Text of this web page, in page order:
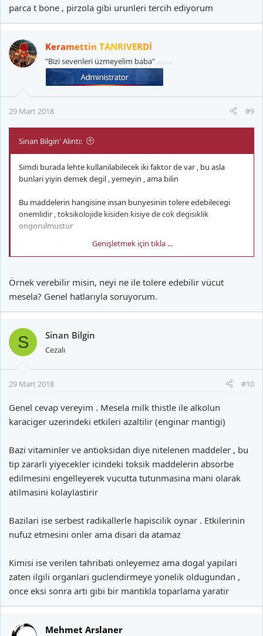
parca t bone , pirzola gibi urunleri tercih ediyorum
Keramettin TANRIVERDİ
"Bizi sevenleri üzmeyelim baba"
29 Mart 2018 #9
Sinan Bilgin' Alıntı:
Simdi burada lehte kullanilabilecek iki faktor de var , bu asla
bunlari yiyin demek degil , yemeyin , ama bilin
Bu maddelerin hangisine insan bunyesinin tolere edebilecegi
onemlidir , toksikolojide kisiden kisiye de cok degisiklik
ongorulmustur
Ikincisi de bu zehirlerin panzehirleri de mevcuttur . Yani
Aliskanlik haline getirilmeye calisilmasi sorundur aslinda , bu
muhtemel insanin normal yasam dongusunun bitmesinden
once olmayacaktir . Ama kararinda tuketilirse
Genişletmek için tıkla ...
Örnek verebilir misin, neyi ne ile tolere edebilir vücut
mesela? Genel hatlarıyla soruyorum.
S Sinan Bilgin
Cezalı
29 Mart 2018 #10
Genel cevap vereyim . Mesela milk thistle ile alkolun
karaciger uzerindeki etkileri azaltilir (enginar mantigi)
Bazi vitaminler ve antioksidan diye nitelenen maddeler , bu
tip zararli yiyecekler icindeki toksik maddelerin absorbe
edilmesini engelleyerek vucutta tutunmasina mani olarak
atilmasini kolaylastirir
Bazilari ise serbest radikallerle hapiscilik oynar . Etkilerinin
nufuz etmesini onler ama disari da atamaz
Kimisi ise verilen tahribati onleyemez ama dogal yapilari
zaten ilgili organlari guclendirmeye yonelik oldugundan ,
once eksi sonra arti gibi bir mantikla toparlama yaratir
Mehmet Arslaner